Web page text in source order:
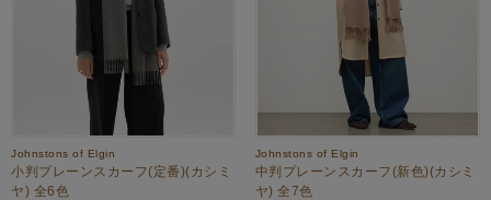
Johnstons of Elgin
小判プレーンスカーフ(定番)(カシミ
ヤ) 全6色
Johnstons of Elgin
中判プレーンスカーフ(新色)(カシミ
ヤ) 全7色